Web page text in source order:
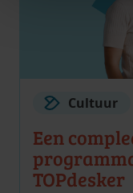
Cultuur
Een
TOPdesker